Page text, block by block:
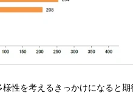
性を考えるきっかけになると期